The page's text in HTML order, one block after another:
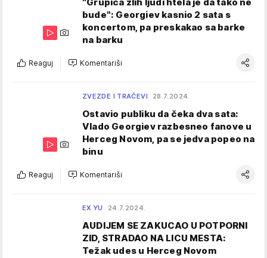
bude": Georgiev kasnio 2 sata s
koncertom, pa preskakao sa barke
na barku
Reaguj Komentariši
ZVEZDE I TRAČEVI 28.7.2024.
Ostavio publiku da čeka dva sata:
Vlado Georgiev razbesneo fanove u
Herceg Novom, pa se jedva popeo na
binu
Reaguj Komentariši
EX YU 24.7.2024.
AUDIJEM SE ZAKUCAO U POTPORNI
ZID, STRADAO NA LICU MESTA:
Težak udes u Herceg Novom